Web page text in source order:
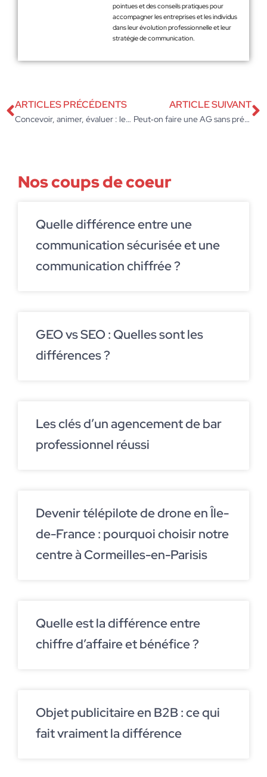
pointues et des conseils pratiques pour
accompagner les entreprises et les individus
dans leur évolution professionnelle et leur
stratégie de communication.
ARTICLES PRÉCÉDENTS
Concevoir, animer, évaluer : les piliers du formateur FPA
ARTICLE SUIVANT
Peut‑on faire une AG sans président : le processus à suivre ?
Nos coups de coeur
Quelle différence entre une
communication sécurisée et une
communication chiffrée ?
GEO vs SEO : Quelles sont les
différences ?
Les clés d’un agencement de bar
professionnel réussi
Devenir télépilote de drone en Île-
de-France : pourquoi choisir notre
centre à Cormeilles-en-Parisis
Quelle est la différence entre
chiffre d’affaire et bénéfice ?
Objet publicitaire en B2B : ce qui
fait vraiment la différence